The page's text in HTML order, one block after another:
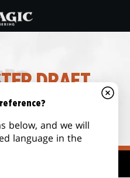
DRAFT
below, and we will
language in the